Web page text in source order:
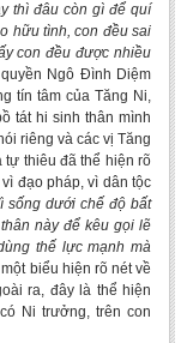
thì đâu còn gì để quí
hữu tình, con đều sai
con đều được nhiều
Ngô Đình Diệm
tín tâm của Tăng Ni,
tát hi sinh thân mình
riêng và các vị Tăng
tự thiêu đã thể hiện rõ
đạo pháp, vì dân tộc
sống dưới chế độ bất
này để kêu gọi lẽ
thế lực mạnh mà
biểu hiện rõ nét về
ra, đây là thể hiện
Ni trưởng, trên con